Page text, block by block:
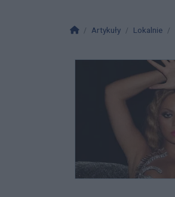
Strona główna
Artykuły Lokalnie